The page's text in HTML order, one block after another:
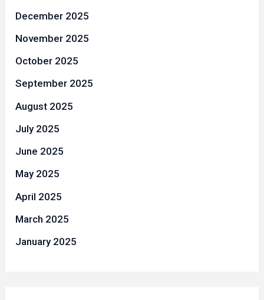
December 2025
November 2025
October 2025
September 2025
August 2025
July 2025
June 2025
May 2025
April 2025
March 2025
January 2025